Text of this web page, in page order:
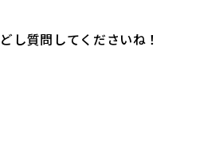
し質問してくださいね！